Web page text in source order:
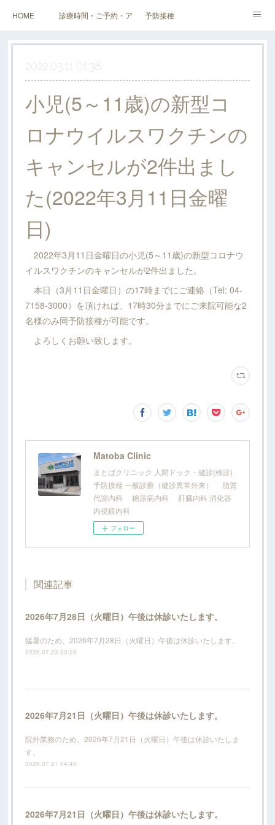
HOME 診療時間・ご予約・アクセス予防接種
健診（検診）・人間ドック・その他外来
企業健診 スタッフ・当院紹介
2022.03.11 01:38
小児(5～11歳)の新型コ
ロナウイルスワクチンの
キャンセルが2件出まし
た(2022年3月11日金曜
日)
2022年3月11日金曜日の小児(5～11歳)の新型コロナウ
イルスワクチンのキャンセルが2件出ました。
本日（3月11日金曜日）の17時までにご連絡（Tel: 04-
7158-3000）を頂ければ、17時30分までにご来院可能な2
名様のみ同予防接種が可能です。
よろしくお願い致します。
Matoba Clinic
まとばクリニック 人間ドック・健診(検診)
予防接種 一般診療（健診異常外来） 脂質
代謝内科 糖尿病内科 肝臓内科 消化器
内視鏡内科
フォロー
関連記事
2026年7月28日（火曜日）午後は休診いたします。
猛暑のため、2026年7月28日（火曜日）午後は休診いたします。
2026.07.23 00:28
2026年7月21日（火曜日）午後は休診いたします。
院外業務のため、2026年7月21日（火曜日）午後は休診いたしま
す。
2026.07.21 04:45
2026年7月21日（火曜日）午後は休診いたします。